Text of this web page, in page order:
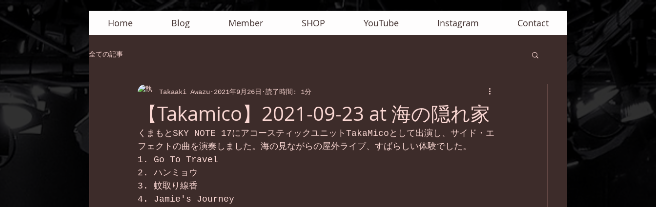
Home Blog Member SHOP YouTube Instagram Contact
全ての記事
【Takamico】2021-09-23 at 海の隠れ家
Takaaki Awazu 2021年9月26日 読了時間: 1分
くまもとSKY NOTE 17にアコースティックユニットTakaMicoとして出演し、サイド・エ
フェクトの曲を演奏しました。海の見ながらの屋外ライブ、すばらしい体験でした。
1. Go To Travel
2. ハンミョウ
3. 蚊取り線香
4. Jamie's Journey